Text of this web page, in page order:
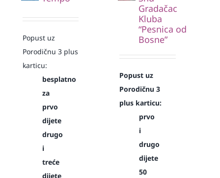
Popust uz
Porodičnu 3 plus
karticu:
besplatno
za
prvo
dijete
drugo
i
treće
dijete
Gradačac
Kluba
“Pesnica od
Bosne”
Popust uz
Porodičnu 3
plus karticu:
prvo
i
drugo
dijete
50